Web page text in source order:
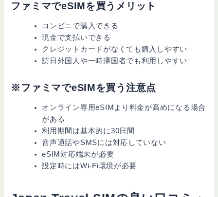
ファミマでeSIMを買うメリット
コンビニで購入できる
現金で支払いできる
クレジットカードがなくても購入しやすい
訪日外国人や一時帰国者でも利用しやすい
※ファミマでeSIMを買う注意点
オンライン専用eSIMより料金が高めになる場合
がある
利用期間は基本的に30日間
音声通話やSMSには対応していない
eSIM対応端末が必要
設定時にはWi-Fi環境が必要